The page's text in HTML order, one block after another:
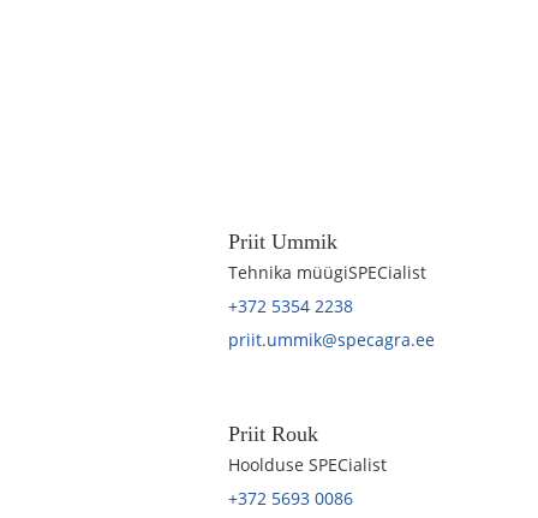
Priit Ummik
Tehnika müügiSPECialist
+372 5354 2238
priit.ummik@specagra.ee
Priit Rouk
Hoolduse SPECialist
+372 5693 0086